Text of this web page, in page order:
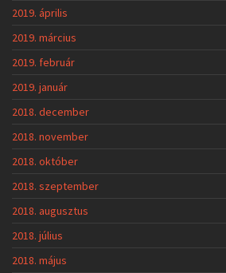
2019. április
2019. március
2019. február
2019. január
2018. december
2018. november
2018. október
2018. szeptember
2018. augusztus
2018. július
2018. május